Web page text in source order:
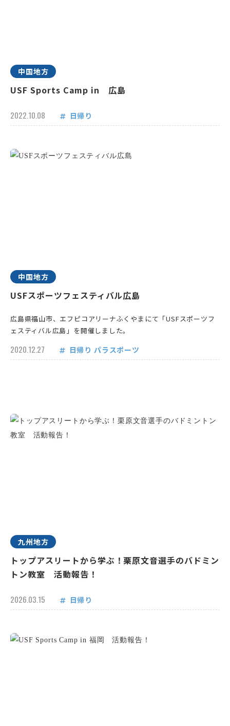
中国地方
USF Sports Camp in 広島
2022.10.08 日帰り
中国地方
USFスポーツフェスティバル広島
広島県福山市、エフピコアリーナふくやまにて「USFスポーツフ
ェスティバル広島」を開催しました。
2020.12.27 日帰り パラスポーツ
九州地方
トップアスリートから学ぶ！栗原文音選手のバドミン
トン教室 活動報告！
2026.03.15 日帰り